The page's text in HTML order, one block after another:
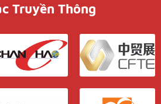
Truyền Thông